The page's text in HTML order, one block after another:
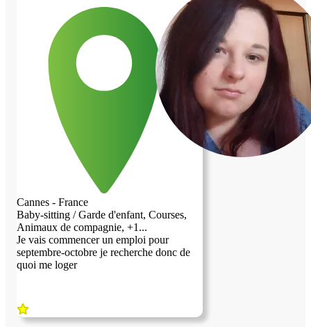
Cannes - France
Baby-sitting / Garde d'enfant, Courses,
Animaux de compagnie, +1...
Je vais commencer un emploi pour
septembre-octobre je recherche donc de
quoi me loger